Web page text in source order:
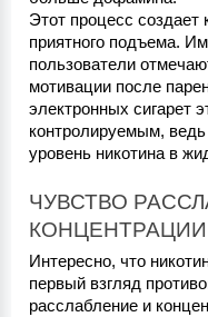
Этот процесс
приятного подъема.
пользователи
мотивации после
электронных сигарет
контролируемым,
уровень никотина в
ЧУВСТВО
КОНЦЕНТРАЦИИ
Интересно, что
первый взгляд
расслабление и